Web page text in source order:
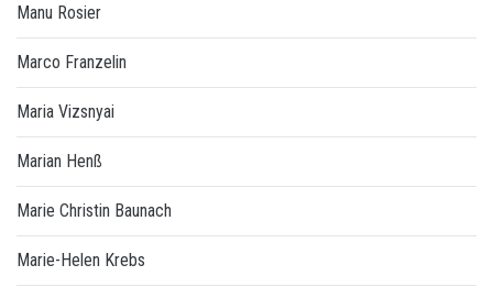
Manu Rosier
Marco Franzelin
Maria Vizsnyai
Marian Henß
Marie Christin Baunach
Marie-Helen Krebs